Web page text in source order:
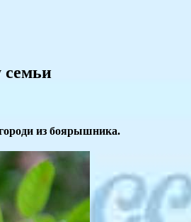
семьи
из боярышника.